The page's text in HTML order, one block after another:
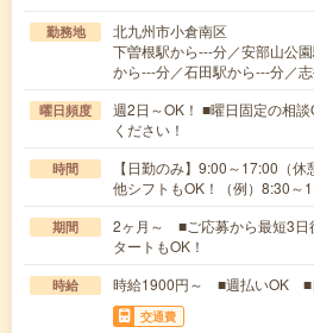
勤務地
北九州市小倉南区
下曽根駅から---分／安部山公
から---分／石田駅から---分／
曜日頻度
週2日～OK！ ■曜日固定の相
ください！
時間
【日勤のみ】9:00～17:00（
他シフトもOK！（例）8:30～
期間
2ヶ月～ ■ご応募から最短3
タートもOK！
時給 時給1900円～ ■週払いOK ■
交通費